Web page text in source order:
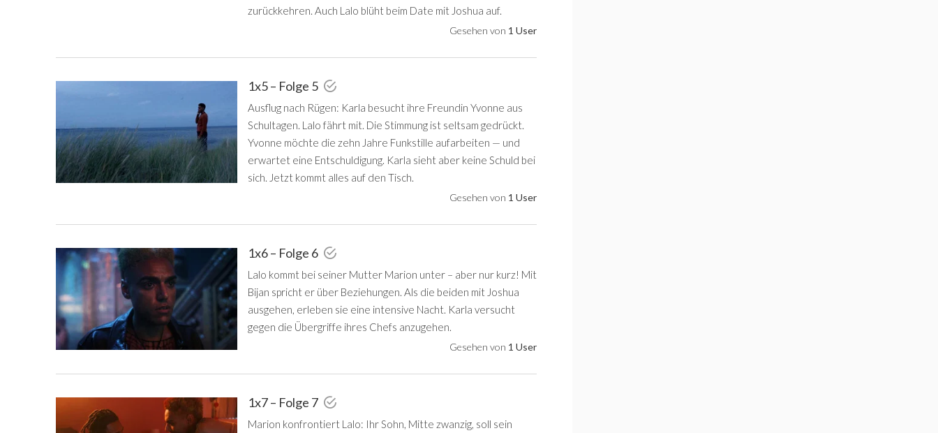
zurückkehren. Auch Lalo blüht beim Date mit Joshua auf.
Gesehen von 1 User
1x5 – Folge 5
Ausflug nach Rügen: Karla besucht ihre Freundin Yvonne aus
Schultagen. Lalo fährt mit. Die Stimmung ist seltsam gedrückt.
Yvonne möchte die zehn Jahre Funkstille aufarbeiten — und
erwartet eine Entschuldigung. Karla sieht aber keine Schuld bei
sich. Jetzt kommt alles auf den Tisch.
Gesehen von 1 User
1x6 – Folge 6
Lalo kommt bei seiner Mutter Marion unter – aber nur kurz! Mit
Bijan spricht er über Beziehungen. Als die beiden mit Joshua
ausgehen, erleben sie eine intensive Nacht. Karla versucht
gegen die Übergriffe ihres Chefs anzugehen.
Gesehen von 1 User
1x7 – Folge 7
Marion konfrontiert Lalo: Ihr Sohn, Mitte zwanzig, soll sein